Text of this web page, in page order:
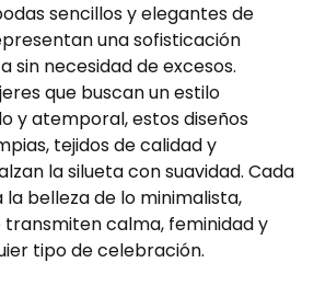
sencillos y elegantes de
una sofisticación
sin necesidad de excesos.
que buscan un estilo
y atemporal, estos diseños
tejidos de calidad y
la silueta con suavidad. Cada
belleza de lo minimalista,
transmiten calma, feminidad y
tipo de celebración.